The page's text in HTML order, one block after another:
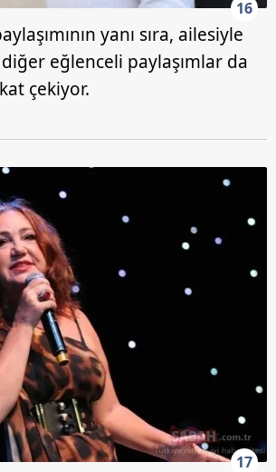
16
yanı sıra, ailesiyle
eğlenceli paylaşımlar da
çekiyor.
17